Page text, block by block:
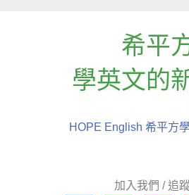
希平
學英文的
HOPE English 希平方
加入我們 / 追蹤